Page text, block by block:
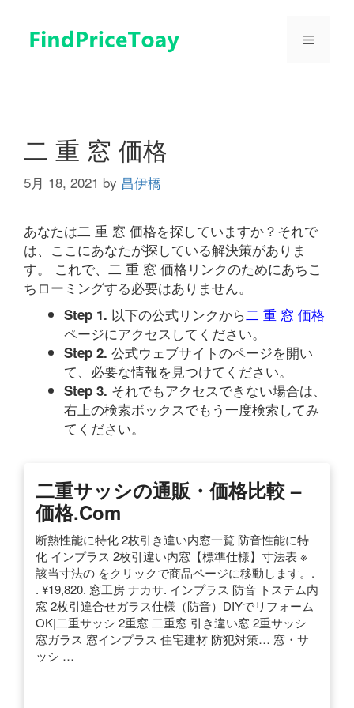
メ
二 重 窓 価格
5月 18, 2021 by 昌伊橋
あなたは二 重 窓 価格を探していますか？それで
は、ここにあなたが探している解決策がありま
す。 これで、二 重 窓 価格リンクのためにあちこ
ちローミングする必要はありません。
Step 1. 以下の公式リンクから二 重 窓 価格
ページにアクセスしてください。
Step 2. 公式ウェブサイトのページを開い
て、必要な情報を見つけてください。
Step 3. それでもアクセスできない場合は、
右上の検索ボックスでもう一度検索してみ
てください。
二重サッシの通販・価格比較 –
価格.com
断熱性能に特化 2枚引き違い内窓一覧 防音性能に特
化 インプラス 2枚引違い内窓【標準仕様】寸法表 ※
該当寸法の をクリックで商品ページに移動します。.
. ¥19,820. 窓工房 ナカサ. インプラス 防音 トステム内
窓 2枚引違合せガラス仕様（防音）DIYでリフォーム
OK|二重サッシ 2重窓 二重窓 引き違い窓 2重サッシ
窓ガラス 窓インプラス 住宅建材 防犯対策… 窓・サ
ッシ …